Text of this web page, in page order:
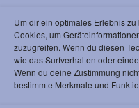
Um dir ein optimales Erlebnis
Cookies, um
zuzugreifen. Wenn du diesen
wie das Surfverhalten oder
Wenn du deine Zustimmung
bestimmte Merkmale und
KONTAKT ZUM AC
Athletik Club 1892
Waidallee 8
69469 Weinheim
Vorstandsvorsitzender